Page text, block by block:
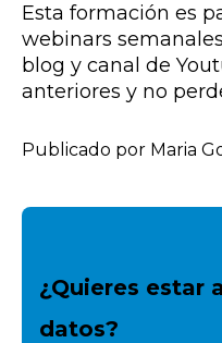
Esta formación es
webinars
blog y canal de
anteriores y no
Publicado por Maria
¿Quieres estar
datos?